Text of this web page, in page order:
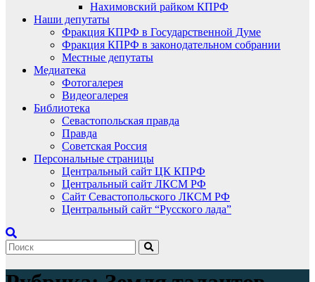
Нахимовский райком КПРФ
Наши депутаты
Фракция КПРФ в Государственной Думе
Фракция КПРФ в законодательном собрании
Местные депутаты
Медиатека
Фотогалерея
Видеогалерея
Библиотека
Севастопольская правда
Правда
Советская Россия
Персональные страницы
Центральный сайт ЦК КПРФ
Центральный сайт ЛКСМ РФ
Сайт Севастопольского ЛКСМ РФ
Центральный сайт “Русского лада”